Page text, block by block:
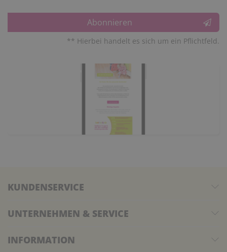
Abonnieren
** Hierbei handelt es sich um ein Pflichtfeld.
KUNDENSERVICE
UNTERNEHMEN & SERVICE
INFORMATION